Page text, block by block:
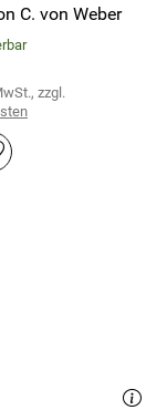
C. von Weber
zzgl.